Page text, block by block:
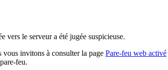
vers le serveur a été jugée suspicieuse.
vous invitons à consulter la page Pare-feu web activé
feu.